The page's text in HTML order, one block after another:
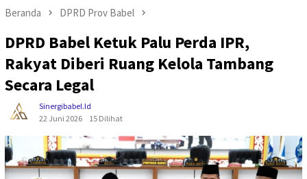
Beranda DPRD Prov Babel
DPRD Babel Ketuk Palu Perda IPR,
Rakyat Diberi Ruang Kelola Tambang
Secara Legal
Sinergibabel.id
22 Juni 2026
15 Dilihat